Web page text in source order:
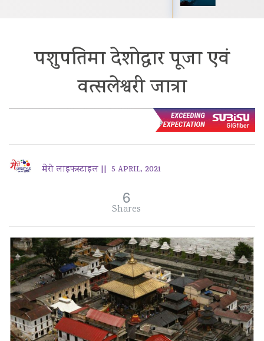
पशुपतिमा देशोद्धार पूजा एवं
वत्सलेश्वरी जात्रा
मेरो लाइफस्टाइल || 5 APRIL, 2021
6
Shares